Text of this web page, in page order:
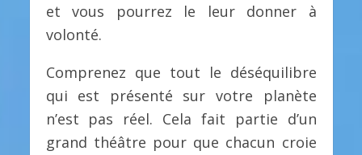
et vous pourrez le leur donner à
volonté.
Comprenez que tout le déséquilibre
qui est présenté sur votre planète
n’est pas réel. Cela fait partie d’un
grand théâtre pour que chacun croie